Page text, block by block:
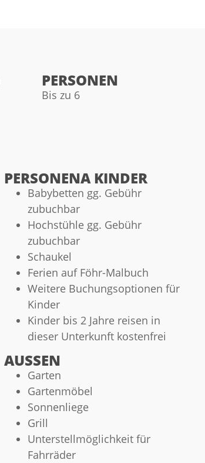
PERSONEN
Bis zu 6
PERSONENA KINDER
Babybetten gg. Gebühr
zubuchbar
Hochstühle gg. Gebühr
zubuchbar
Schaukel
Ferien auf Föhr-Malbuch
Weitere Buchungsoptionen für
Kinder
Kinder bis 2 Jahre reisen in
dieser Unterkunft kostenfrei
AUSSEN
Garten
Gartenmöbel
Sonnenliege
Grill
Unterstellmöglichkeit für
Fahrräder